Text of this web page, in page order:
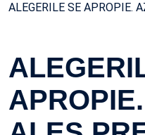
ALEGERILE SE APROPIE.